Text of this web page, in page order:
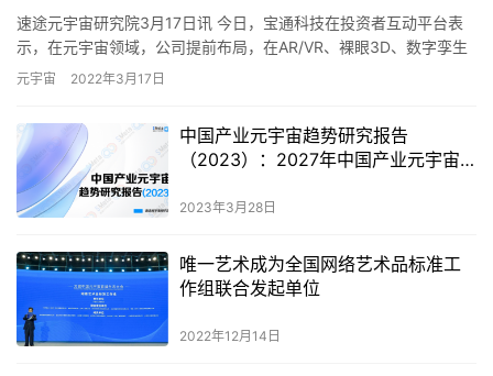
速途元宇宙研究院3月17日讯 今日，宝通科技在投资者互动平台表
示，在元宇宙领域，公司提前布局，在AR/VR、裸眼3D、数字孪生
等元宇宙技术方面进行深耕，提供工业场景数字化解决方案。…
元宇宙 2022年3月17日
中国产业元宇宙趋势研究报告
（2023）：2027年中国产业元宇宙
2023年3月28日
唯一艺术成为全国网络艺术品标准工
作组联合发起单位
2022年12月14日